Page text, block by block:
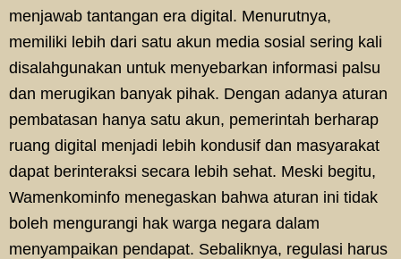
menjawab tantangan era digital. Menurutnya,
memiliki lebih dari satu akun media sosial sering kali
disalahgunakan untuk menyebarkan informasi palsu
dan merugikan banyak pihak. Dengan adanya aturan
pembatasan hanya satu akun, pemerintah berharap
ruang digital menjadi lebih kondusif dan masyarakat
dapat berinteraksi secara lebih sehat. Meski begitu,
Wamenkominfo menegaskan bahwa aturan ini tidak
boleh mengurangi hak warga negara dalam
menyampaikan pendapat. Sebaliknya, regulasi harus